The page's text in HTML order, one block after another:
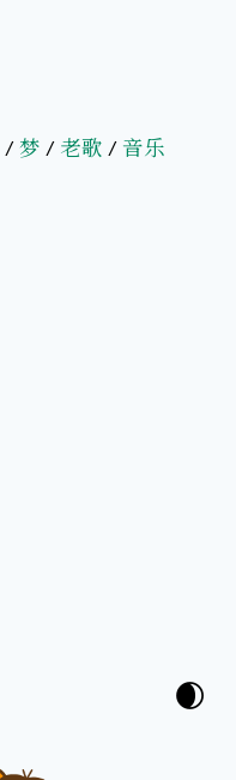
/梦 / 老歌 / 音乐